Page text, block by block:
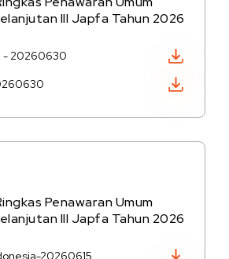
III Japfa Tahun 2026
- 20260630
Penawaran Umum
III Japfa Tahun 2026
20260615